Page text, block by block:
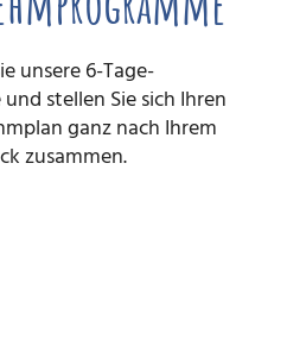
unsere 6-Tage-
stellen Sie sich Ihren
ganz nach Ihrem
zusammen.